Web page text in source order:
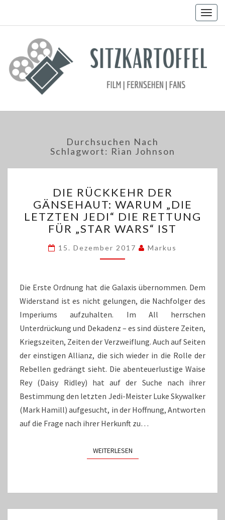
Durchsuchen Nach
Schlagwort: Rian Johnson
RÜCKKEHR
DER
GÄNSEHAUT:
WARUM
LETZTEN
JEDI“
FÜR
„STAR
WARS“
IST
DIE RÜCKKEHR DER
GÄNSEHAUT: WARUM „DIE
LETZTEN JEDI“ DIE RETTUNG
FÜR „STAR WARS“ IST
15. Dezember 2017 Markus
Die Erste Ordnung hat die Galaxis übernommen. Dem
Widerstand ist es nicht gelungen, die Nachfolger des
Imperiums aufzuhalten. Im All herrschen
Unterdrückung und Dekadenz – es sind düstere Zeiten,
Kriegszeiten, Zeiten der Verzweiflung. Auch auf Seiten
der einstigen Allianz, die sich wieder in die Rolle der
Rebellen gedrängt sieht. Die abenteuerlustige Waise
Rey (Daisy Ridley) hat auf der Suche nach ihrer
Bestimmung den letzten Jedi-Meister Luke Skywalker
(Mark Hamill) aufgesucht, in der Hoffnung, Antworten
auf die Frage nach ihrer Herkunft zu…
WEITERLESENWEITERLESEN